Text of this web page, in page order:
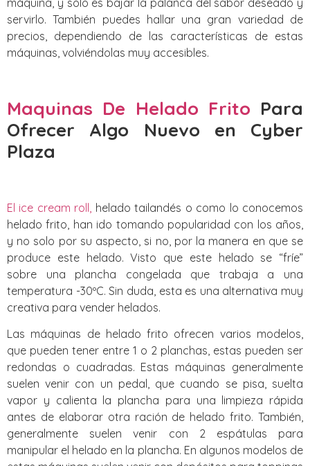
servirlo. También puedes hallar una gran variedad de
precios, dependiendo de las características de estas
máquinas, volviéndolas muy accesibles.
Maquinas De Helado Frito Para
Ofrecer Algo Nuevo
en Cyber
Plaza
El ice cream roll, helado tailandés o como lo conocemos
helado frito, han ido tomando popularidad con los años,
y no solo por su aspecto, si no, por la manera en que se
produce este helado. Visto que este helado se “fríe”
sobre una plancha congelada que trabaja a una
temperatura -30ºC. Sin duda, esta es una alternativa muy
creativa para vender helados.
Las máquinas de helado frito ofrecen varios modelos,
que pueden tener entre 1 o 2 planchas, estas pueden ser
redondas o cuadradas. Estas máquinas generalmente
suelen venir con un pedal, que cuando se pisa, suelta
vapor y calienta la plancha para una limpieza rápida
antes de elaborar otra ración de helado frito. También,
generalmente suelen venir con 2 espátulas para
manipular el helado en la plancha. En algunos modelos de